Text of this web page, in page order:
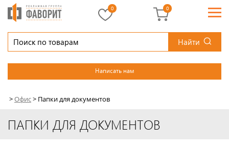
Найти
Написать нам
0 0
>Офис> Папки для документов
ПАПКИ ДЛЯ ДОКУМЕНТОВ